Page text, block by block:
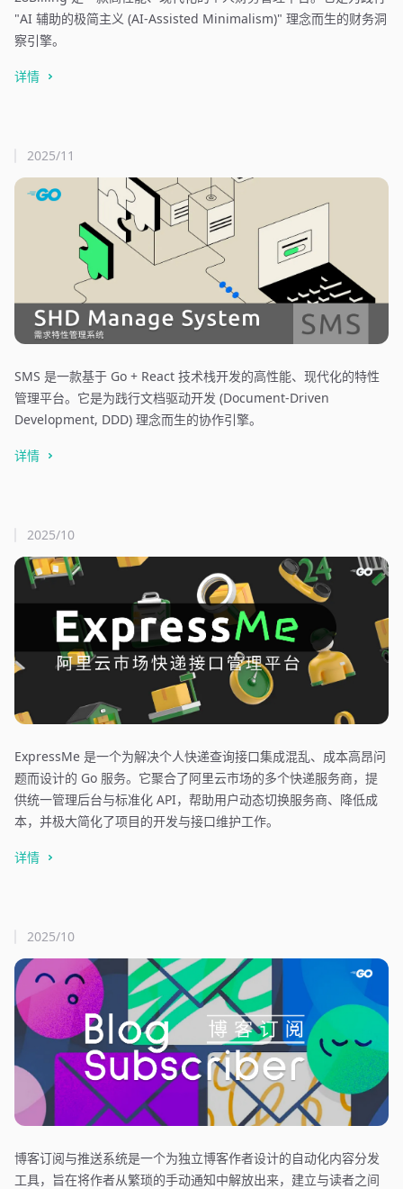
"AI 辅助的极简主义 (AI-Assisted Minimalism)" 理念而生的财务洞
察引擎。
详情
2025/11
SMS 是一款基于 Go + React 技术栈开发的高性能、现代化的特性
管理平台。它是为践行文档驱动开发 (Document-Driven
Development, DDD) 理念而生的协作引擎。
详情
2025/10
ExpressMe 是一个为解决个人快递查询接口集成混乱、成本高昂问
题而设计的 Go 服务。它聚合了阿里云市场的多个快递服务商，提
供统一管理后台与标准化 API，帮助用户动态切换服务商、降低成
本，并极大简化了项目的开发与接口维护工作。
详情
2025/10
博客订阅与推送系统是一个为独立博客作者设计的自动化内容分发
工具，旨在将作者从繁琐的手动通知中解放出来，建立与读者之间